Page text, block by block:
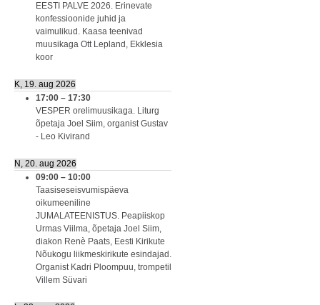
EESTI PALVE 2026. Erinevate
konfessioonide juhid ja
vaimulikud. Kaasa teenivad
muusikaga Ott Lepland, Ekklesia
koor
K, 19. aug 2026
17:00 – 17:30
VESPER orelimuusikaga. Liturg
õpetaja Joel Siim, organist Gustav
- Leo Kivirand
N, 20. aug 2026
09:00 – 10:00
Taasiseseisvumispäeva
oikumeeniline
JUMALATEENISTUS. Peapiiskop
Urmas Viilma, õpetaja Joel Siim,
diakon Renè Paats, Eesti Kirikute
Nõukogu liikmeskirikute esindajad.
Organist Kadri Ploompuu, trompetil
Villem Süvari